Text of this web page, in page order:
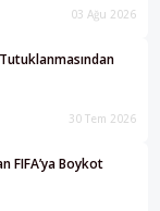
03 Ağu 2026
Tutuklanmasından
30 Tem 2026
FIFA’ya Boykot